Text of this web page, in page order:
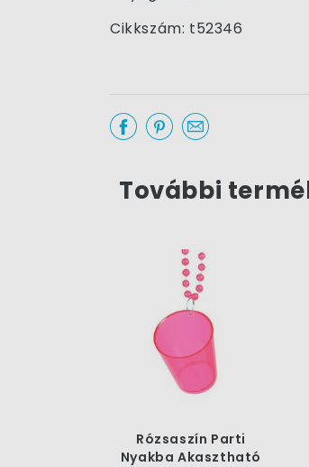
Cikkszám: t52346
További
Rózsaszín Parti
Nyakba Akasztható